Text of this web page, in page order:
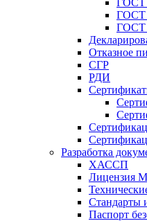
ГОСТ
ГОСТ
ГОСТ
Отказное
СГР
РДИ
Разработка
ХАССП
Лицензия
Стандарты
Паспорт